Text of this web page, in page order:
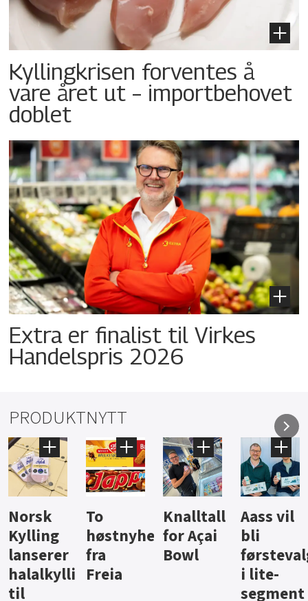
Kyllingkrisen forventes å
vare året ut – importbehovet
doblet
Extra er finalist til Virkes
Handelspris 2026
PRODUKTNYTT
Knalltall
for Açai
Bowl
Aass vil
bli
førstevalg
i lite-
Brus og
jus fra
Berentsen
Hard
iste fra
Hansa